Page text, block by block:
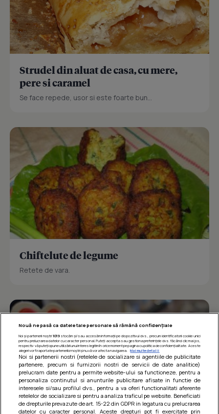
Strudel din aluat de casa, cu mere,
pere si caramel
Se face repede, usor si este foarte bun...
Chiftelute de legume
Retete de vara.
Nouă ne pasă ca datele tale personale să rămână confidențiale
Noi și partenerii noștri 1019stocăm și/sau accesăm informații pe dispozitivul dvs., precum identificatorii cookie unici
pentru prelucrarea datelor cu caracter personal. Puteți accepta sau gestiona preferințele dvs. făcând clic mai jos,
respectiv vă puteți opune utilizării unui interes legitim în orice moment pe pagina cu politica de confidențialitate. Aceste
alegeri vor fi raportate partenerilor noștri și nu vă vor afecta navigarea.
Mai multe detalii
Noi si partenerii nostri (retelele de socializare si agentiile de publicitate
partenere, precum si furnizorii nostri de servicii de date analitice)
prelucram date pentru a permite website-ului sa functioneze, pentru a
personaliza continutul si anunturile publicitare afisate in functie de
interesele si/sau profilul dvs., pentru a va oferi functionalitati aferente
retelelor de socializare si pentru a analiza traficul pe website. Beneficiati
de drepturile prevazute de art. 15-22 din GDPR in legatura cu prelucrarea
datelor cu caracter personal. Aceste drepturi pot fi exercitate prin